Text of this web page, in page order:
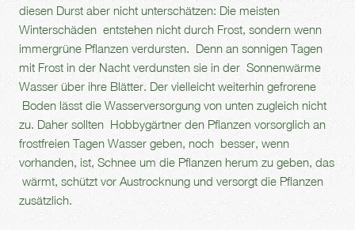
diesen Durst aber nicht unterschätzen: Die meisten
Winterschäden entstehen nicht durch Frost, sondern wenn
immergrüne Pflanzen verdursten. Denn an sonnigen Tagen
mit Frost in der Nacht verdunsten sie in der Sonnenwärme
Wasser über ihre Blätter. Der vielleicht weiterhin gefrorene
Boden lässt die Wasserversorgung von unten zugleich nicht
zu. Daher sollten Hobbygärtner den Pflanzen vorsorglich an
frostfreien Tagen Wasser geben, noch besser, wenn
vorhanden, ist, Schnee um die Pflanzen herum zu geben, das
wärmt, schützt vor Austrocknung und versorgt die Pflanzen
zusätzlich.